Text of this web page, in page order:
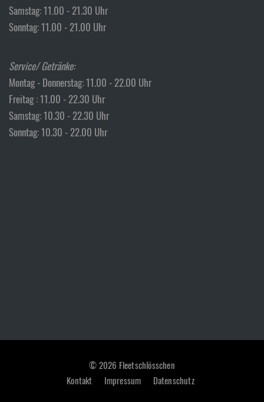
Samstag: 11.00 - 21.30 Uhr
Sonntag: 11.00 - 21.00 Uhr
Service/ Getränke:
Montag - Donnerstag: 11.00 - 22.00 Uhr
Freitag : 11.00 - 22.30 Uhr
Samstag: 10.30 - 22.30 Uhr
Sonntag: 10.30 - 22.00 Uhr
© 2026 Fleetschlösschen
Kontakt
Impressum Datenschutz